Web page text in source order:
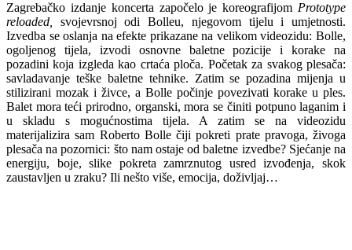
Zagrebačko izdanje koncerta započelo je koreografijom Prototype
reloaded, svojevrsnoj odi Bolleu, njegovom tijelu i umjetnosti.
Izvedba se oslanja na efekte prikazane na velikom videozidu: Bolle,
ogoljenog tijela, izvodi osnovne baletne pozicije i korake na
pozadini koja izgleda kao crtaća ploča. Početak za svakog plesača:
savladavanje teške baletne tehnike. Zatim se pozadina mijenja u
stilizirani mozak i živce, a Bolle počinje povezivati korake u ples.
Balet mora teći prirodno, organski, mora se činiti potpuno laganim i
u skladu s mogućnostima tijela. A zatim se na videozidu
materijalizira sam Roberto Bolle čiji pokreti prate pravoga, živoga
plesača na pozornici: što nam ostaje od baletne izvedbe? Sjećanje na
energiju, boje, slike pokreta zamrznutog usred izvođenja, skok
zaustavljen u zraku? Ili nešto više, emocija, doživljaj…